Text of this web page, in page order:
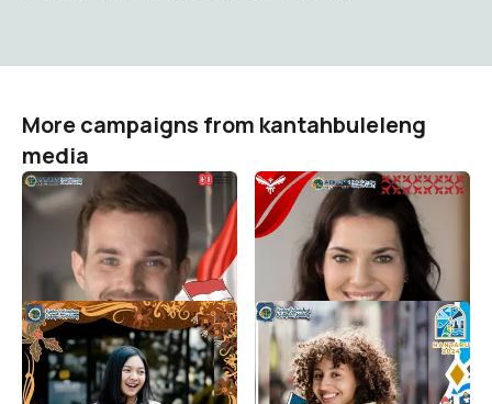
More campaigns from kantahbuleleng
media
TWIBBON KANTAH
BULELENG MEMPERINGATI
HUT RI 80
kantahbuleleng media
TWIBBON PERINGATAN
HARI PANCASILA
kantahbuleleng media
73
HARI BATIK NASIONAL
2024
kantahbuleleng media
150
HANTARU KANTAH
BULELENG 2024
kantahbuleleng media
106